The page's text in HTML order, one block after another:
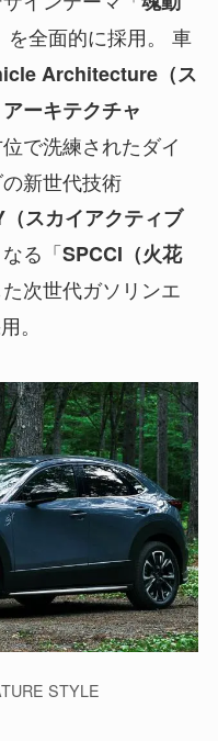
を全面的に採用。 車
Architecture（ス
ーキテクチャ
で洗練されたダイ
新世代技術
スカイアクティブ
る「SPCCI（火花
た次世代ガソリンエ
。
STYLE